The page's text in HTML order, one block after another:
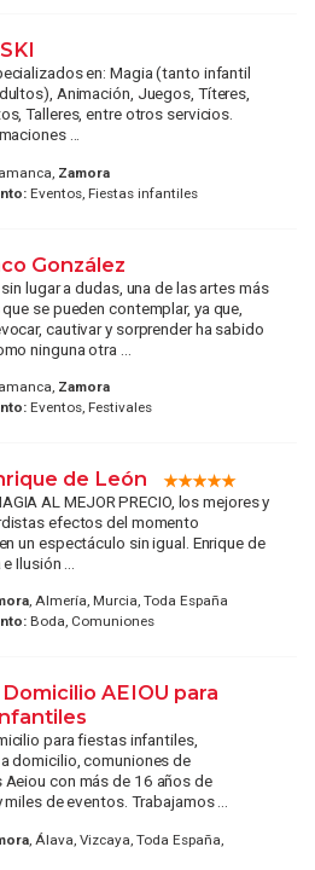
en: Magia (tanto infantil
Animación, Juegos, Títeres,
Talleres, entre otros servicios.
...
Zamora
Eventos, Fiestas infantiles
González
lugar a dudas, una de las artes más
se pueden contemplar, ya que,
cautivar y sorprender ha sabido
ninguna otra ...
Zamora
Eventos, Festivales
de León
AL MEJOR PRECIO, los mejores y
efectos del momento
un espectáculo sin igual. Enrique de
Ilusión ...
, Almería, Murcia, Toda España
Boda, Comuniones
AEIOU para
para fiestas infantiles,
domicilio, comuniones de
Aeiou con más de 16 años de
miles de eventos. Trabajamos ...
, Álava, Vizcaya, Toda España,